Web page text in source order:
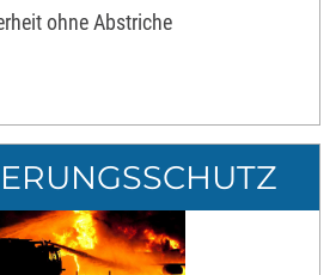
ohne Abstriche